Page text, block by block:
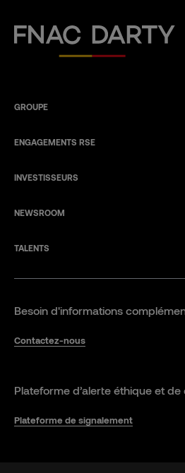
Fnac Darty
GROUPE
ENGAGEMENTS RSE
INVESTISSEURS
NEWSROOM
TALENTS
Besoin d'informations
Contactez-nous
Plateforme d’alerte éthique et
Plateforme de signalement